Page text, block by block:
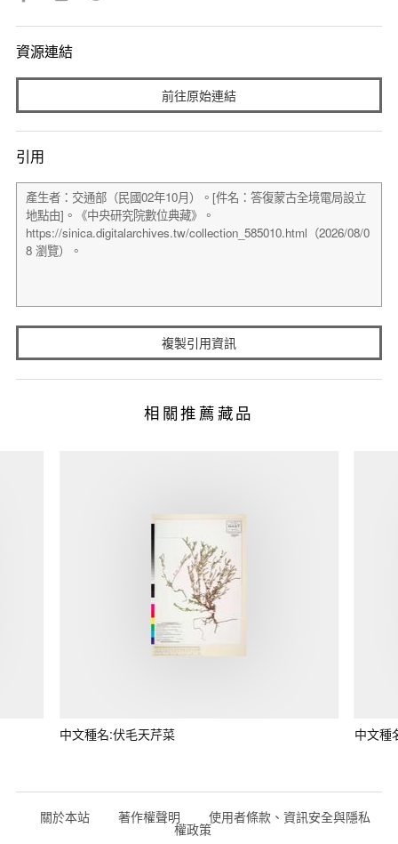
資源連結
前往原始連結
引用
複製引用資訊
相關推薦藏品
中文種名:伏毛天芹菜 中文種
關於本站 著作權聲明 使用者條款、資訊安全與隱私
權政策